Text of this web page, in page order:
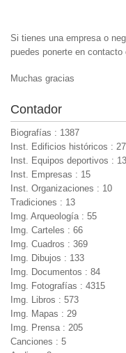
Si tienes una empresa o
puedes ponerte en contacto
Muchas gracias
Contador
Biografías : 1387
Inst. Edificios históricos : 27
Inst. Equipos deportivos : 13
Inst. Empresas : 15
Inst. Organizaciones : 10
Tradiciones : 13
Img. Arqueología : 55
Img. Carteles : 66
Img. Cuadros : 369
Img. Dibujos : 133
Img. Documentos : 84
Img. Fotografías : 4315
Img. Libros : 573
Img. Mapas : 29
Img. Prensa : 205
Canciones : 5